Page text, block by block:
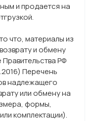
и продается на
что, материалы из
и обмену
РФ
Перечень
надлежащего
или обмену на
формы,
комплектации).